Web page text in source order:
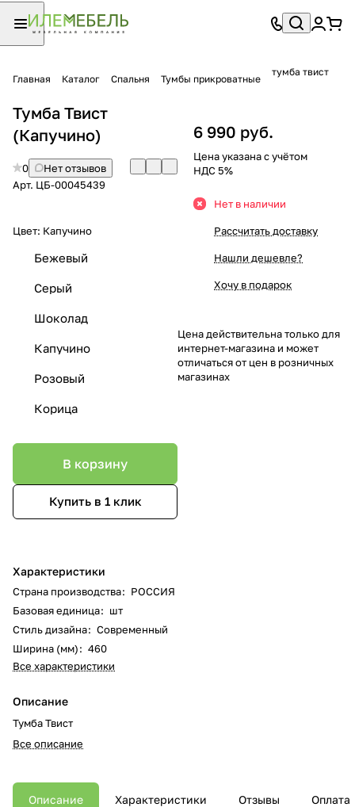
Главная Каталог Спальня Тумбы прикроватные
тумба твист
Тумба Твист
(Капучино)
0
Нет отзывов
Арт. ЦБ-00045439
Цвет: Капучино
Бежевый
Серый
Шоколад
Капучино
Розовый
Корица
В корзину
Купить в 1 клик
Характеристики
Страна производства: РОССИЯ
Базовая единица: шт
Стиль дизайна: Современный
Ширина (мм): 460
Все характеристики
Описание
Тумба Твист
Все описание
6 990 руб.
Цена указана с учётом
НДС 5%
Нет в наличии
Рассчитать доставку
Нашли дешевле?
Хочу в подарок
Цена действительна только для
интернет-магазина и может
отличаться от цен в розничных
магазинах
Описание Характеристики Отзывы Оплата